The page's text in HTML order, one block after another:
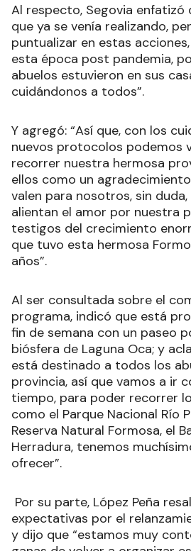
Al respecto, Segovia enfatizó
que ya se venía realizando,
puntualizar en estas
esta época post pandemia,
abuelos estuvieron en sus
cuidándonos a todos”.
Y agregó: “Así que, con los
nuevos protocolos podemos
recorrer nuestra hermosa
ellos como un
valen para nosotros, sin
alientan el amor por nuestra
testigos del crecimiento
que tuvo esta hermosa
años”.
Al ser consultada sobre el
programa, indicó que está
fin de semana con un paseo
biósfera de Laguna Oca; y
está destinado a todos los
provincia, así que vamos a ir
tiempo, para poder recorrer
como el Parque Nacional Río
Reserva Natural Formosa, el
Herradura, tenemos
ofrecer”.
Por su parte, López Peña
expectativas por el
y dijo que “estamos muy